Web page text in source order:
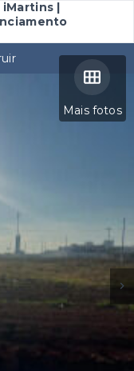
iMartins |
Mais fotos